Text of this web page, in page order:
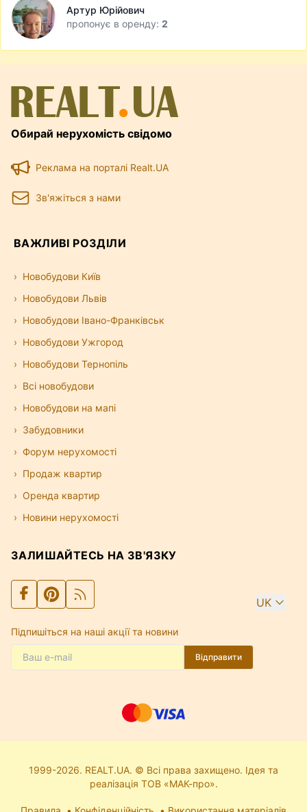
Артур Юрійович
пропонує в оренду: 2
Обирай нерухомість свідомо
Реклама на порталі Realt.UA
Зв'яжіться з нами
ВАЖЛИВІ РОЗДІЛИ
Новобудови Київ
Новобудови Львів
Новобудови Івано-Франківськ
Новобудови Ужгород
Новобудови Тернопіль
Всі новобудови
Новобудови на мапі
Забудовники
Форум нерухомості
Продаж квартир
Оренда квартир
Новини нерухомості
ЗАЛИШАЙТЕСЬ НА ЗВ'ЯЗКУ
UK
Підпишіться на наші акції та новини
Відправити
1999-2026. REALT.UA. © Всі права захищено. Ідея та
реалізація ТОВ «МАК-про».